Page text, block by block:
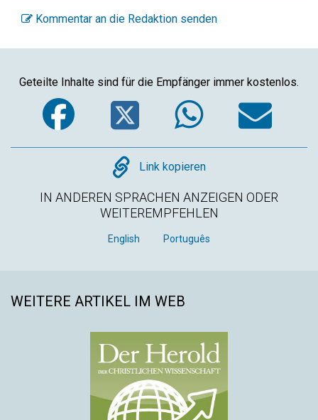
Kommentar an die Redaktion senden
Geteilte Inhalte sind für die Empfänger immer kostenlos.
Facebook
Twitter
Copy
Link kopieren
IN ANDEREN SPRACHEN ANZEIGEN ODER
WEITEREMPFEHLEN
English Português
WEITERE ARTIKEL IM WEB